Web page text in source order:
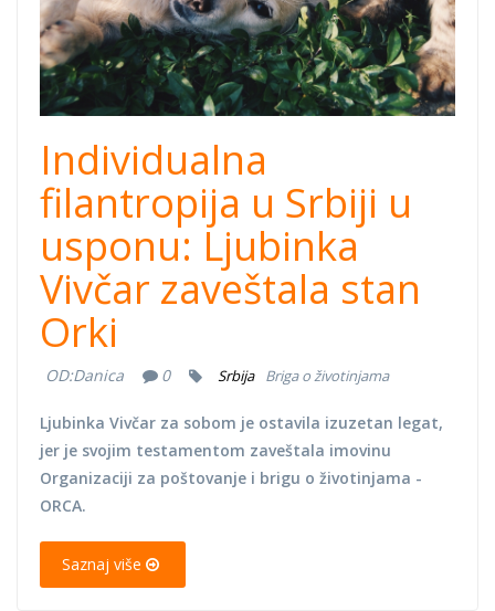
Individualna
filantropija u Srbiji u
usponu: Ljubinka
Vivčar zaveštala stan
Orki
OD:Danica 0 Srbija Briga o životinjama
Ljubinka Vivčar za sobom je ostavila izuzetan legat,
jer je svojim testamentom zaveštala imovinu
Organizaciji za poštovanje i brigu o životinjama -
ORCA.
Saznaj više